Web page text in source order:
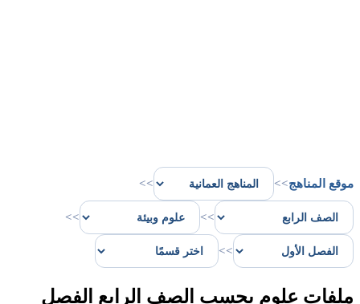
موقع المناهج>>
>>
>>
>>
>>
ملفات علوم بحسب الصف الرابع الفصل